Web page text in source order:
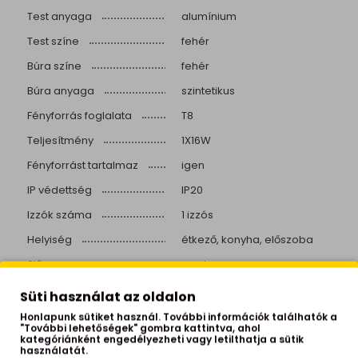
Test anyaga
alumínium
Test színe
fehér
Búra színe
fehér
Búra anyaga
szintetikus
Fényforrás foglalata
T8
Teljesítmény
1X16W
Fényforrást tartalmaz
igen
IP védettség
IP20
Izzók száma
1 izzós
Helyiség
étkező, konyha, előszoba
Stílus
modern
Beépített LED
Színhőmérséklet
3000 Kelvin
Színvisszaadás
>80
Süti használat az oldalon
Honlapunk sütiket használ. További információk találhatók a
"További lehetőségek" gombra kattintva, ahol
kategóriánként engedélyezheti vagy letilthatja a sütik
használatát.